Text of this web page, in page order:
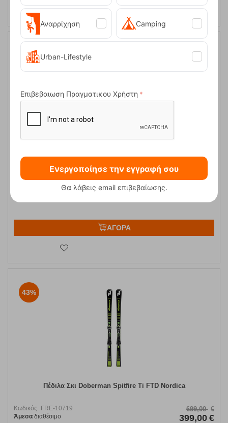
50%
FRE-9395
Άμεσαδιαθέσιμο 75,00
ΑΓΟΡΑ
43%
Πέδιλα Σκι Doberman Spitfire Ti FTD Nordica
Κωδικός: FRE-10719
Άμεσα διαθέσιμο
699,00 €
399,00 €
Αναρρίχηση Camping
Urban-Lifestyle
Επιβεβαιωση Πραγματικου Χρήστη
Ενεργοποίησε την εγγραφή σου
Θα λάβεις email επιβεβαίωσης.